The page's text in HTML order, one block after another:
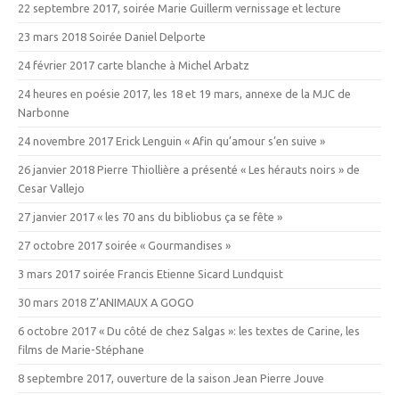
22 septembre 2017, soirée Marie Guillerm vernissage et lecture
23 mars 2018 Soirée Daniel Delporte
24 février 2017 carte blanche à Michel Arbatz
24 heures en poésie 2017, les 18 et 19 mars, annexe de la MJC de
Narbonne
24 novembre 2017 Erick Lenguin « Afin qu’amour s’en suive »
26 janvier 2018 Pierre Thiollière a présenté « Les hérauts noirs » de
Cesar Vallejo
27 janvier 2017 « les 70 ans du bibliobus ça se fête »
27 octobre 2017 soirée « Gourmandises »
3 mars 2017 soirée Francis Etienne Sicard Lundquist
30 mars 2018 Z’ANIMAUX A GOGO
6 octobre 2017 « Du côté de chez Salgas »: les textes de Carine, les
films de Marie-Stéphane
8 septembre 2017, ouverture de la saison Jean Pierre Jouve